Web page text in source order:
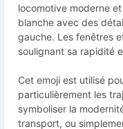
locomotive moderne
blanche avec des
gauche. Les fenêtres
soulignant sa rapidité
Cet emoji est utilisé
particulièrement les
symboliser la
transport, ou